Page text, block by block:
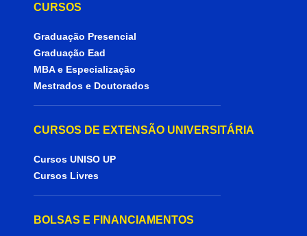
CURSOS
Graduação Presencial
Graduação Ead
MBA e Especialização
Mestrados e Doutorados
CURSOS DE EXTENSÃO UNIVERSITÁRIA
Cursos UNISO UP
Cursos Livres
BOLSAS E FINANCIAMENTOS